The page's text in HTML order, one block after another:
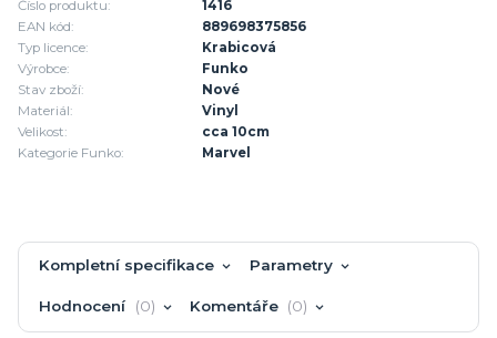
Číslo produktu:
1416
EAN kód:
889698375856
Typ licence:
Krabicová
Výrobce:
Funko
Stav zboží:
Nové
Materiál:
Vinyl
Velikost:
cca 10cm
Kategorie Funko:
Marvel
Kompletní specifikace Parametry
Hodnocení 0 Komentáře 0